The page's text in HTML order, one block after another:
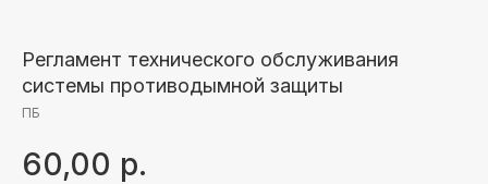
Регламент технического обслуживания
системы противодымной защиты
ПБ
60,00 р.